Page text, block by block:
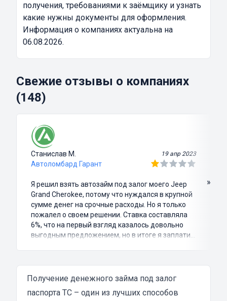
получения, требованиями к заёмщику и узнать
какие нужны документы для оформления.
Информация о компаниях актуальна на
06.08.2026.
Свежие отзывы о компаниях
(148)
Станислав М. 19 апр 2023
Автоломбард Гарант
Я решил взять автозайм под залог моего Jeep
Grand Cherokee, потому что нуждался в крупной
сумме денег на срочные расходы. Но я только
пожалел о своем решении. Ставка составляла
6%, что на первый взгляд казалось довольно
выгодным предложением, но в итоге я заплатил
затянутым и занял много времени и усилий.
Никакого профессионализма и
Разочарование и раздражение - это все, что я
»
Получение денежного займа под залог
паспорта ТС – один из лучших способов